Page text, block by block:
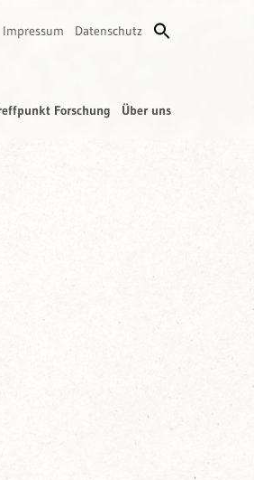
Impressum Datenschutz
Forschung Über uns